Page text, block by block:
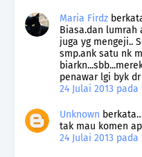
Maria Firdz
Biasa.dan lumrah
juga yg mengeji..
smp.ank satu nk
penawar lgi byk
24 Julai 2013 pada
Unknown
tak mau komen
24 Julai 2013 pada